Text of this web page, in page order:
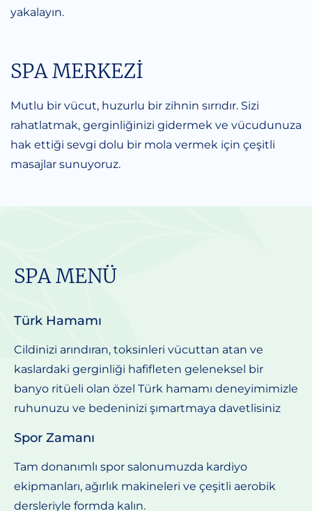
yakalayın.
SPA MERKEZI
Mutlu bir vücut, huzurlu bir zihnin sırrıdır. Sizi
rahatlatmak, gerginliğinizi gidermek ve vücudunuza
hak ettiği sevgi dolu bir mola vermek için çeşitli
masajlar sunuyoruz.
SPA MENÜ
Türk Hamamı
Cildinizi arındıran, toksinleri vücuttan atan ve
kaslardaki gerginliği hafifleten geleneksel bir
banyo ritüeli olan özel Türk hamamı deneyimimizle
ruhunuzu ve bedeninizi şımartmaya davetlisiniz
Spor Zamanı
Tam donanımlı spor salonumuzda kardiyo
ekipmanları, ağırlık makineleri ve çeşitli aerobik
dersleriyle formda kalın.